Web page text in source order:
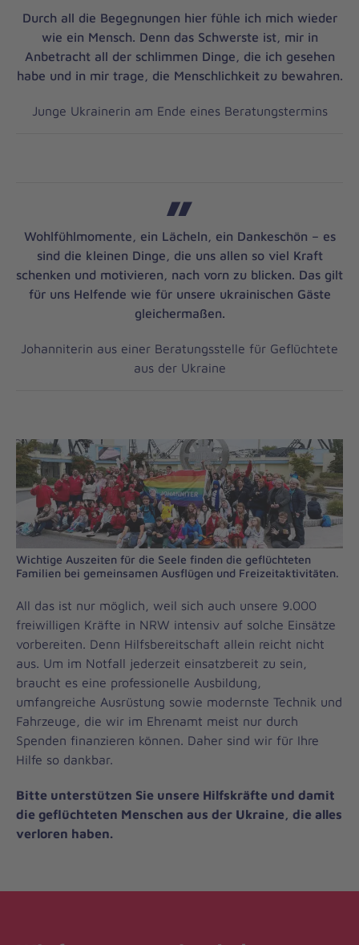
Durch all die Begegnungen hier fühle ich mich wieder
wie ein Mensch. Denn das Schwerste ist, mir in
Anbetracht all der schlimmen Dinge, die ich gesehen
habe und in mir trage, die Menschlichkeit zu bewahren.
Junge Ukrainerin am Ende eines Beratungstermins
Wohlfühlmomente, ein Lächeln, ein Dankeschön – es
sind die kleinen Dinge, die uns allen so viel Kraft
schenken und motivieren, nach vorn zu blicken. Das gilt
für uns Helfende wie für unsere ukrainischen Gäste
gleichermaßen.
Johanniterin aus einer Beratungsstelle für Geflüchtete
aus der Ukraine
Wichtige Auszeiten für die Seele finden die geflüchteten
Familien bei gemeinsamen Ausflügen und Freizeitaktivitäten.
All das ist nur möglich, weil sich auch unsere 9.000
freiwilligen Kräfte in NRW intensiv auf solche Einsätze
vorbereiten. Denn Hilfsbereitschaft allein reicht nicht
aus. Um im Notfall jederzeit einsatzbereit zu sein,
braucht es eine professionelle Ausbildung,
umfangreiche Ausrüstung sowie modernste Technik und
Fahrzeuge, die wir im Ehrenamt meist nur durch
Spenden finanzieren können. Daher sind wir für Ihre
Hilfe so dankbar.
Bitte unterstützen Sie unsere Hilfskräfte und damit
die geflüchteten Menschen aus der Ukraine, die alles
verloren haben.